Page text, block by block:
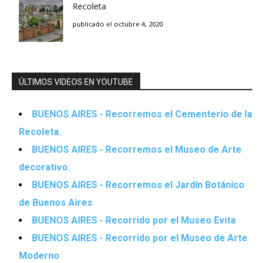
Recoleta
publicado el octubre 4, 2020
ÚLTIMOS VIDEOS EN YOUTUBE
BUENOS AIRES - Recorremos el Cementerio de la
Recoleta.
BUENOS AIRES - Recorremos el Museo de Arte
decorativo.
BUENOS AIRES - Recorremos el Jardín Botánico
de Buenos Aires
BUENOS AIRES - Recorrido por el Museo Evita
BUENOS AIRES - Recorrido por el Museo de Arte
Moderno